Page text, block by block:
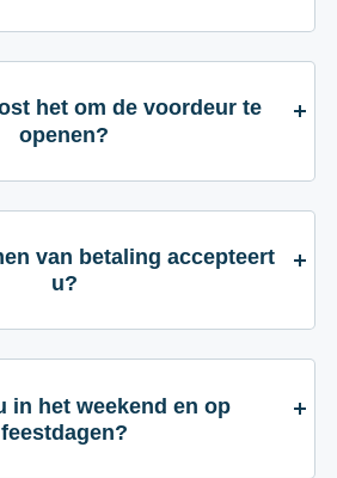
openen?
u?
feestdagen?